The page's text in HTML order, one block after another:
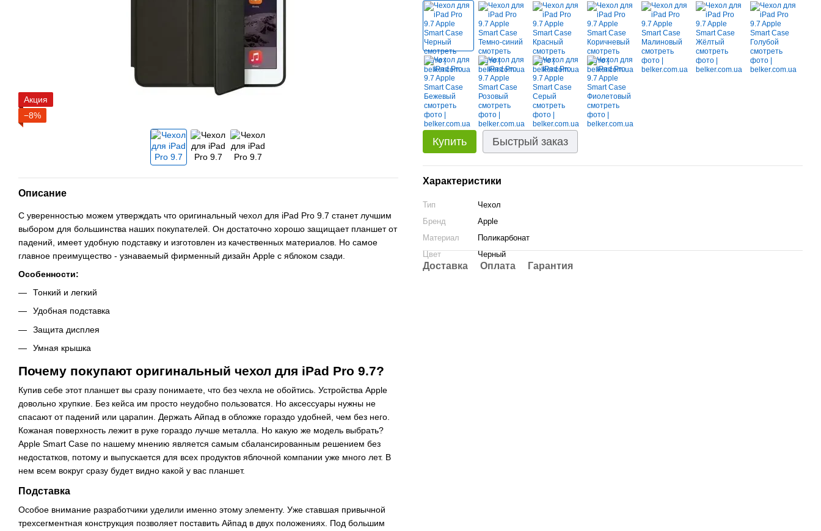
Акция
−8%
Описание
С уверенностью можем утверждать что оригинальный чехол для iPad Pro 9.7 станет лучшим
выбором для большинства наших покупателей. Он достаточно хорошо защищает планшет от
падений, имеет удобную подставку и изготовлен из качественных материалов. Но самое
главное преимущество - узнаваемый фирменный дизайн Apple с яблоком сзади.
Особенности:
Тонкий и легкий
Удобная подставка
Защита дисплея
Умная крышка
Почему покупают оригинальный чехол для iPad Pro 9.7?
Купив себе этот планшет вы сразу понимаете, что без чехла не обойтись. Устройства Apple
довольно хрупкие. Без кейса им просто неудобно пользоватся. Но аксессуары нужны не
спасают от падений или царапин. Держать Айпад в обложке гораздо удобней, чем без него.
Кожаная поверхность лежит в руке гораздо лучше металла. Но какую же модель выбрать?
Apple Smart Case по нашему мнению является самым сбалансированным решением без
недостатков, потому и выпускается для всех продуктов яблочной компании уже много лет. В
нем всем вокруг сразу будет видно какой у вас планшет.
Подставка
Особое внимание разработчики уделили именно этому элементу. Уже ставшая привычной
трехсегментная конструкция позволяет поставить Айпад в двух положениях. Под большим
Купить Быстрый заказ
Характеристики
Тип
Чехол
Бренд
Apple
Материал
Поликарбонат
Цвет
Черный
Доставка Оплата Гарантия